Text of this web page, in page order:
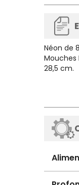
Néon de
Mouches
28,5 cm.